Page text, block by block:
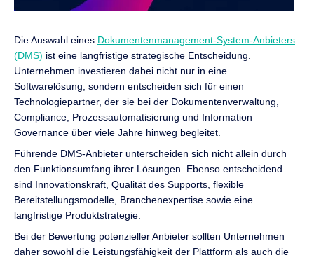
Die Auswahl eines Dokumentenmanagement-System-Anbieters
(DMS) ist eine langfristige strategische Entscheidung.
Unternehmen investieren dabei nicht nur in eine
Softwarelösung, sondern entscheiden sich für einen
Technologiepartner, der sie bei der Dokumentenverwaltung,
Compliance, Prozessautomatisierung und Information
Governance über viele Jahre hinweg begleitet.
Führende DMS-Anbieter unterscheiden sich nicht allein durch
den Funktionsumfang ihrer Lösungen. Ebenso entscheidend
sind Innovationskraft, Qualität des Supports, flexible
Bereitstellungsmodelle, Branchenexpertise sowie eine
langfristige Produktstrategie.
Bei der Bewertung potenzieller Anbieter sollten Unternehmen
daher sowohl die Leistungsfähigkeit der Plattform als auch die